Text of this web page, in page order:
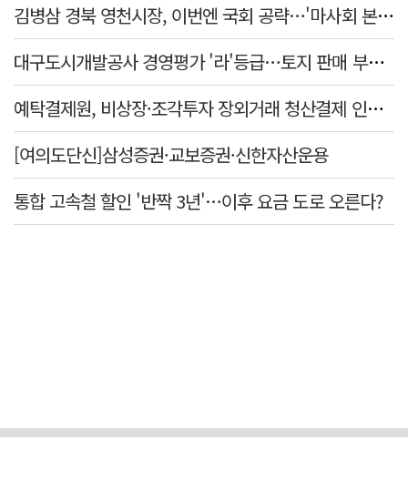
김병삼 경북 영천시장, 이번엔 국회 공략…'마사회 본사 이전·광역교통망 확충' 요청
대구도시개발공사 경영평가 '라'등급…토지 판매 부진에 1년 만에 두 단계 '뚝'
예탁결제원, 비상장·조각투자 장외거래 청산결제 인프라 구축 착수…연내 가동
[여의도단신]삼성증권·교보증권·신한자산운용
통합 고속철 할인 '반짝 3년'…이후 요금 도로 오른다?